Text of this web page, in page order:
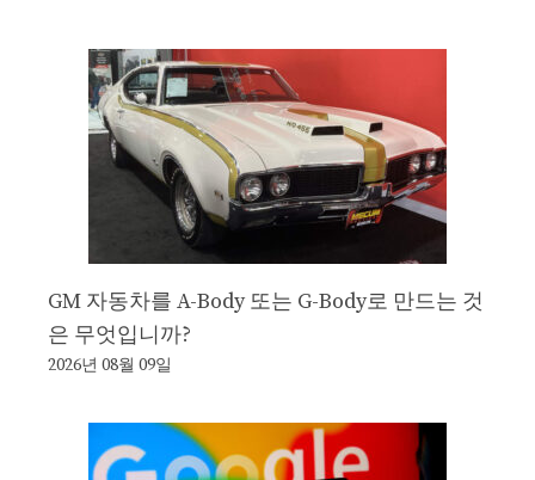
GM 자동차를 A-Body 또는 G-Body로 만드는 것
은 무엇입니까?
2026년 08월 09일